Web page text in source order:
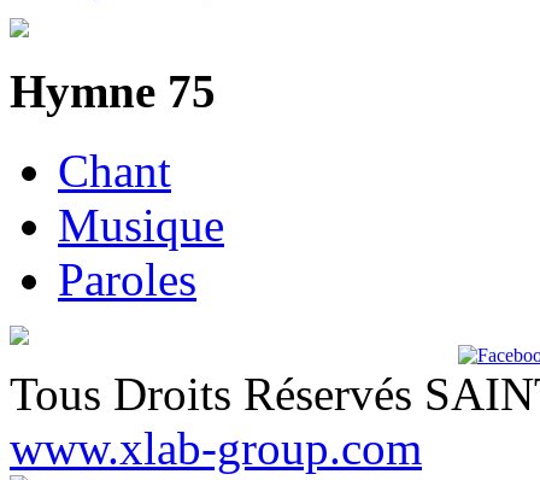
Hymne 75
Chant
Musique
Paroles
Tous Droits Réservés
www.xlab-group.com